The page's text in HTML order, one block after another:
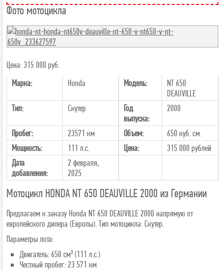
Фото мотоцикла
Цена: 315 000 руб.
Марка:
Honda Модель:
NT 650
DEAUVILLE
Тип:
Скутер
Год
выпуска:
2000
Пробег: 23571 км Объем:
650 куб. см.
Мощность:
111 л.с. Цена: 315 000 рублей
Дата
добавления:
2 февраля,
2025
Мотоцикл HONDA NT 650 DEAUVILLE 2000 из Германии
Предлагаем к заказу Honda NT 650 DEAUVILLE 2000 напрямую от
европейского дилера (Европы). Тип мотоцикла: Скутер.
Параметры лота:
Двигатель: 650 см³ (111 л.с.)
Честный пробег: 23 571 км